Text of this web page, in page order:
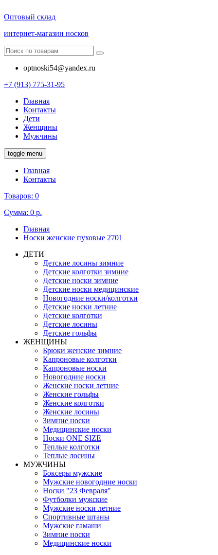
Оптовый склад
интернет-магазин носков
optnoski54@yandex.ru
+7 (913) 775-31-95
Главная
Контакты
Дети
Женщины
Мужчины
toggle menu
Главная
Контакты
Товаров: 0
Сумма: 0 р.
Главная
Носки женские пуховые 2701
ДЕТИ
Детские лосины зимние
Детские колготки зимние
Детские носки зимние
Детские носки медицинские
Новогодние носки/колготки
Детские носки летние
Детские колготки
Детские лосины
Детские гольфы
ЖЕНЩИНЫ
Брюки женские зимние
Капроновые колготки
Капроновые носки
Новогодние носки
Женские носки летние
Женские гольфы
Женские колготки
Женские лосины
Зимние носки
Медицинские носки
Носки ONE SIZE
Теплые колготки
Теплые лосины
МУЖЧИНЫ
Боксеры мужские
Мужские новогодние носки
Носки "23 Февраля"
Футболки мужские
Мужские носки летние
Спортивные штаны
Мужские гамаши
Зимние носки
Медицинские носки